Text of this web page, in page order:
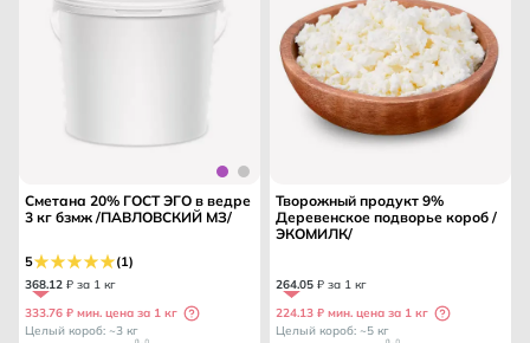
Сметана 20% ГОСТ ЭГО в ведре
3 кг бзмж /ПАВЛОВСКИЙ МЗ/
5 (1)
368.12 ₽ за 1 кг
333.76 ₽ мин. цена за 1 кг
Целый короб: ~3 кг
Творожный продукт 9%
Деревенское подворье короб /
ЭКОМИЛК/
264.05 ₽ за 1 кг
224.13 ₽ мин. цена за 1 кг
Целый короб: ~5 кг